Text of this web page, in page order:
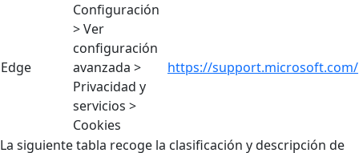
Edge
Configuración
> Ver
configuración
avanzada >
Privacidad y
servicios >
Cookies
https://support.microsoft.com/
La siguiente tabla recoge la clasificación y descripción de